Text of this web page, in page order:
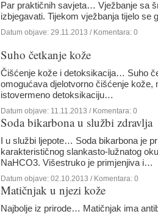
Par praktičnih savjeta… Vježbanje sa
izbjegavati. Tijekom vježbanja tijelo se
Datum objave: 29.11.2013 / Komentara: 0
Suho četkanje kože
Čišćenje kože i detoksikacija… Suho
omogućava djelotvorno čišćenje kože,
istovermeno detoksikaciju…
Datum objave: 11.11.2013 / Komentara: 0
Soda bikarbona u službi zdravlja
I u službi ljepote… Soda bikarbona je
karakterističnog slankasto-lužnatog
NaHCO3. Višestruko je primjenjiva i…
Datum objave: 02.10.2013 / Komentara: 0
Matičnjak u njezi kože
Najbolje iz prirode… Matičnjak ima